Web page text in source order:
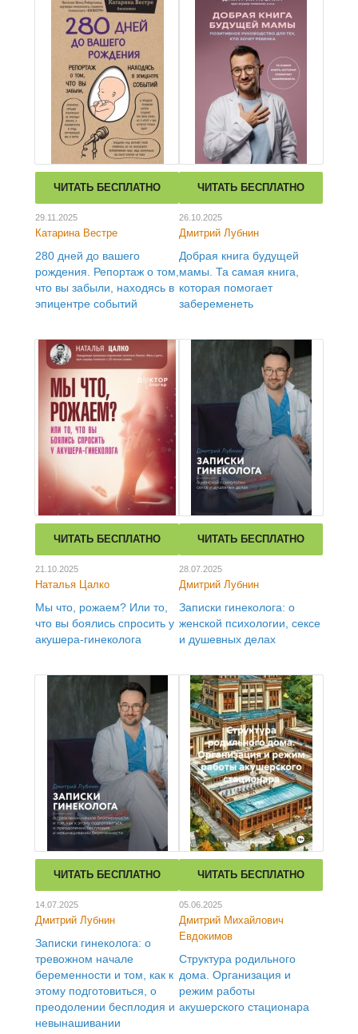
ЧИТАТЬ БЕСПЛАТНО
29.11.2025
Катарина Вестре
280 дней до вашего
рождения. Репортаж о том,
что вы забыли, находясь в
эпицентре событий
ЧИТАТЬ БЕСПЛАТНО
26.10.2025
Дмитрий Лубнин
Добрая книга будущей
мамы. Та самая книга,
которая помогает
забеременеть
ЧИТАТЬ БЕСПЛАТНО
21.10.2025
Наталья Цалко
Мы что, рожаем? Или то,
что вы боялись спросить у
акушера-гинеколога
ЧИТАТЬ БЕСПЛАТНО
28.07.2025
Дмитрий Лубнин
Записки гинеколога: о
женской психологии, сексе
и душевных делах
ЧИТАТЬ БЕСПЛАТНО
14.07.2025
Дмитрий Лубнин
Записки гинеколога: о
тревожном начале
беременности и том, как к
этому подготовиться, о
преодолении бесплодия и
невынашивании
ЧИТАТЬ БЕСПЛАТНО
05.06.2025
Дмитрий Михайлович
Евдокимов
Структура родильного
дома. Организация и
режим работы
акушерского стационара